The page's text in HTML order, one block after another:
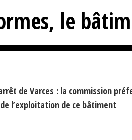
le
de Varces : la commission
l’exploitation de ce bâtiment